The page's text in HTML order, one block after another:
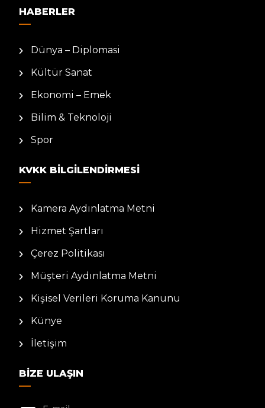
HABERLER
Dünya – Diplomasi
Kültür Sanat
Ekonomi – Emek
Bilim & Teknoloji
Spor
KVKK BILGILENDIRMESI
Kamera Aydınlatma Metni
Hizmet Şartları
Çerez Politikası
Müşteri Aydınlatma Metni
Kişisel Verileri Koruma Kanunu
Künye
İletişim
BIZE ULAŞIN